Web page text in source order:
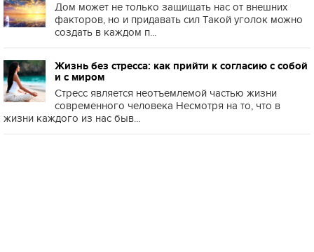
Дом может не только защищать нас от внешних
факторов, но и придавать сил Такой уголок можно
создать в каждом п...
Жизнь без стресса: как прийти к согласию с собой
и с миром
Стресс является неотъемлемой частью жизни
современного человека Несмотря на то, что в
жизни каждого из нас быв...